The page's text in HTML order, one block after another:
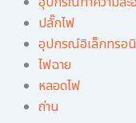
ปลั๊กไฟ
อุปกรณ์อิเล็กทรอ
ไฟฉาย
หลอดไฟ
ถ่าน